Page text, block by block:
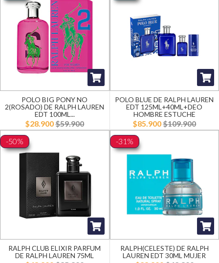
POLO BIG PONY NO
2(ROSADO) DE RALPH LAUREN
EDT 100ML...
$28.900$59.900
POLO BLUE DE RALPH LAUREN
EDT 125ML+40ML+DEO
HOMBRE ESTUCHE
$85.900$109.900
-50%
RALPH CLUB ELIXIR PARFUM
DE RALPH LAUREN 75ML
-31%
RALPH(CELESTE) DE RALPH
LAUREN EDT 30ML MUJER